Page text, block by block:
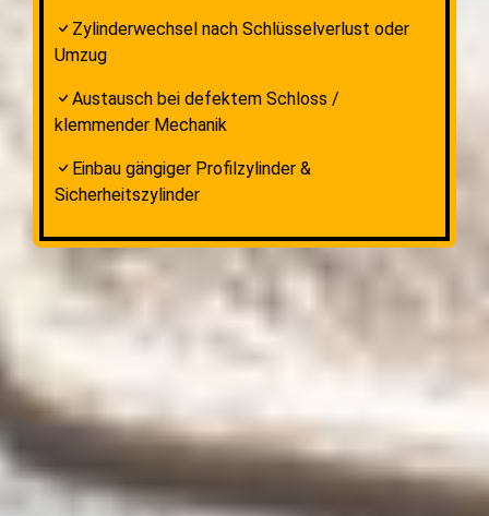
Zylinderwechsel nach Schlüsselverlust oder
Umzug
Austausch bei defektem Schloss /
klemmender Mechanik
Einbau gängiger Profilzylinder &
Sicherheitszylinder